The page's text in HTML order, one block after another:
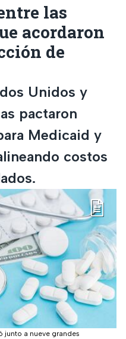
las
acordaron
de
Unidos y
pactaron
Medicaid y
costos
junto a nueve grandes